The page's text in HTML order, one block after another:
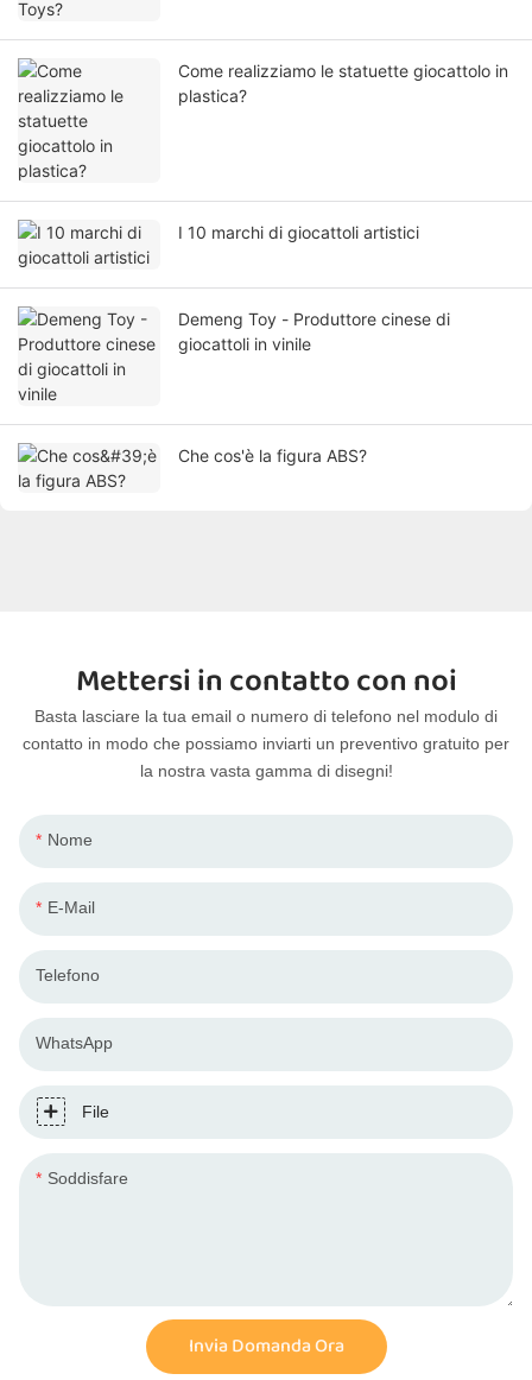
Come realizziamo le statuette giocattolo in
plastica?
I 10 marchi di giocattoli artistici
Demeng Toy - Produttore cinese di
giocattoli in vinile
Che cos'è la figura ABS?
Mettersi in contatto con noi
Basta lasciare la tua email o numero di telefono nel modulo di
contatto in modo che possiamo inviarti un preventivo gratuito per
la nostra vasta gamma di disegni!
Nome
E-Mail
Telefono
WhatsApp
File
Soddisfare
Invia Domanda Ora